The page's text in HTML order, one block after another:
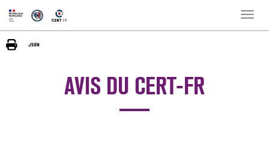
Toggle
AVIS DU CERT-FR